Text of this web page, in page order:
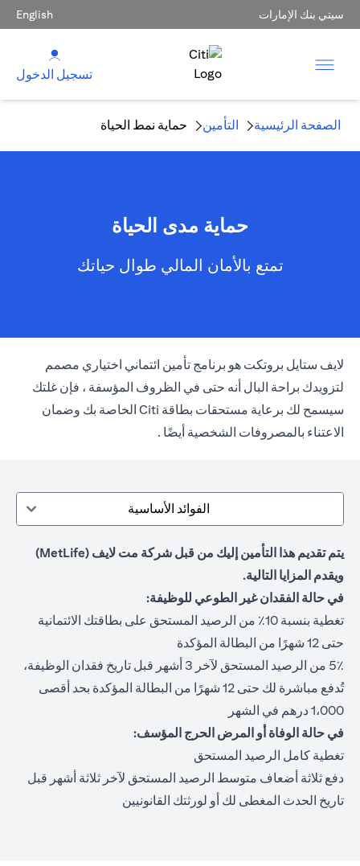
سيتي بنك الإمارات English
تسجيل الدخول
الصفحة الرئيسية التأمين حماية نمط الحياة
حماية مدى الحياة
تمتع بالأمان المالي طوال حياتك
لايف ستايل بروتكت هو برنامج تأمين ائتماني اختياري مصمم
لتزويدك براحة البال أنه حتى في الظروف المؤسفة ، فإن غلتك
سيسمح لك برعاية مستحقات بطاقة Citi الخاصة بك وضمان
الاعتناء بالمصروفات الشخصية أيضًا .
الفوائد الأساسية
يتم تقديم هذا التأمين إليك من قبل شركة مت لايف (MetLife)
ويقدم المزايا التالية.
في حالة الفقدان غير الطوعي للوظيفة:
تغطية بنسبة 10٪ من الرصيد المستحق على بطاقتك الائتمانية
حتى 12 شهرًا من البطالة المؤكدة
5٪ من الرصيد المستحق لآخر 3 أشهر قبل تاريخ فقدان الوظيفة،
تُدفع مباشرة لك حتى 12 شهرًا من البطالة المؤكدة بحد أقصى
1،000 درهم في الشهر
في حالة الوفاة أو المرض الحرج المؤسف:
تغطية كامل الرصيد المستحق
دفع ثلاثة أضعاف متوسط الرصيد المستحق لآخر ثلاثة أشهر قبل
تاريخ الحدث المغطى لك أو لورثتك القانونيين